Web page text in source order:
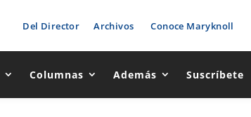
Del Director Archivos Conoce Maryknoll
Columnas Además Suscríbete